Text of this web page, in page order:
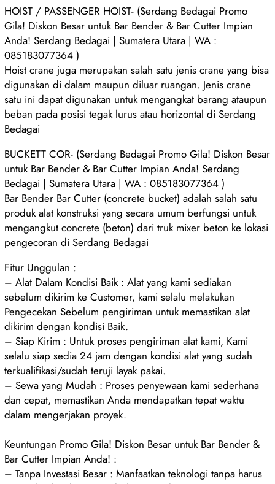
HOIST / PASSENGER HOIST- (Serdang Bedagai Promo
Gila! Diskon Besar untuk Bar Bender & Bar Cutter Impian
Anda! Serdang Bedagai | Sumatera Utara | WA :
085183077364 )
Hoist crane juga merupakan salah satu jenis crane yang bisa
digunakan di dalam maupun diluar ruangan. Jenis crane
satu ini dapat digunakan untuk mengangkat barang ataupun
beban pada posisi tegak lurus atau horizontal di Serdang
Bedagai
BUCKETT COR- (Serdang Bedagai Promo Gila! Diskon Besar
untuk Bar Bender & Bar Cutter Impian Anda! Serdang
Bedagai | Sumatera Utara | WA : 085183077364 )
Bar Bender Bar Cutter (concrete bucket) adalah salah satu
produk alat konstruksi yang secara umum berfungsi untuk
mengangkut concrete (beton) dari truk mixer beton ke lokasi
pengecoran di Serdang Bedagai
Fitur Unggulan :
– Alat Dalam Kondisi Baik : Alat yang kami sediakan
sebelum dikirim ke Customer, kami selalu melakukan
Pengecekan Sebelum pengiriman untuk memastikan alat
dikirim dengan kondisi Baik.
– Siap Kirim : Untuk proses pengiriman alat kami, Kami
selalu siap sedia 24 jam dengan kondisi alat yang sudah
terkualifikasi/sudah teruji layak pakai.
– Sewa yang Mudah : Proses penyewaan kami sederhana
dan cepat, memastikan Anda mendapatkan tepat waktu
dalam mengerjakan proyek.
Keuntungan Promo Gila! Diskon Besar untuk Bar Bender &
Bar Cutter Impian Anda! :
– Tanpa Investasi Besar : Manfaatkan teknologi tanpa harus